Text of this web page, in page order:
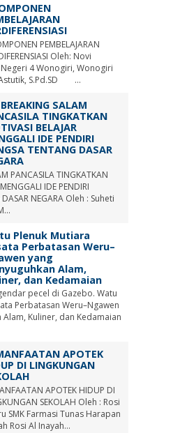
PEMBELAJARAN
Oleh: Novi
Negeri 4 Wonogiri, Wonogiri
Astutik, S.Pd.SD ...
BREAKING SALAM
TINGKATKAN
BELAJAR
IDE PENDIRI
TENTANG DASAR
PANCASILA TINGKATKAN
IDE PENDIRI
NEGARA Oleh : Suheti
Plenuk Mutiara
Perbatasan Weru–
yang
Alam,
dan Kedamaian
pecel di Gazebo. Watu
Perbatasan Weru–Ngawen
Alam, Kuliner, dan Kedamaian
APOTEK
DI LINGKUNGAN
APOTEK HIDUP DI
SEKOLAH Oleh : Rosi
SMK Farmasi Tunas Harapan
Rosi Al Inayah...